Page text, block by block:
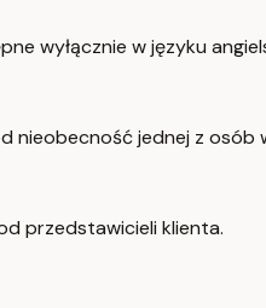
wyłącznie w języku
nieobecność jednej z osób
przedstawicieli klienta.